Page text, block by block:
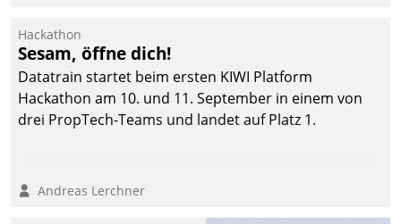
Hackathon
Sesam, öffne dich!
Datatrain startet beim ersten KIWI Platform
Hackathon am 10. und 11. September in einem von
drei PropTech-Teams und landet auf Platz 1.
Andreas Lerchner